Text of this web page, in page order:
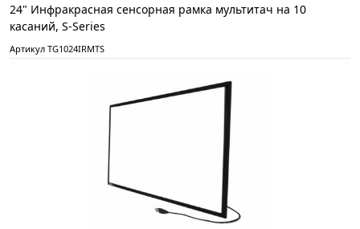
24" Инфракрасная сенсорная рамка мультитач на 10
касаний, S-Series
Артикул TG1024IRMTS